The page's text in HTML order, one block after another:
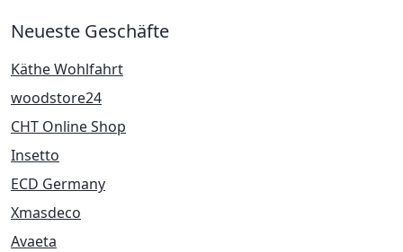
Neueste Geschäfte
Käthe Wohlfahrt
woodstore24
CHT Online Shop
Insetto
ECD Germany
Xmasdeco
Avaeta